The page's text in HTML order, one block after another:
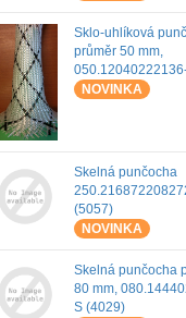
Sklo-uhlíková
průměr 50 mm,
NOVINKA
Skelná punčocha
(5057)
NOVINKA
Skelná punčocha
80 mm,
S (4029)